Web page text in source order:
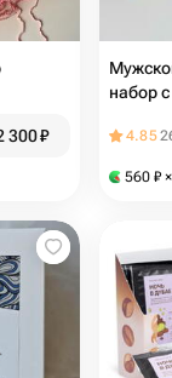
300₽
набор
4.85
560 ₽